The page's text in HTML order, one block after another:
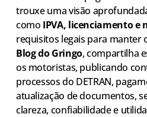
trouxe uma visão
como IPVA, licenciamento e
requisitos legais para manter
Blog do Gringo, compartilha
os motoristas, publicando
processos do DETRAN,
atualização de documentos,
clareza, confiabilidade e